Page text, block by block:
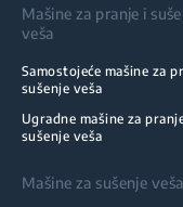
Mašine za pranje i
veša
Samostojeće mašine za
sušenje veša
Ugradne mašine za
sušenje veša
Mašine za sušenje veša